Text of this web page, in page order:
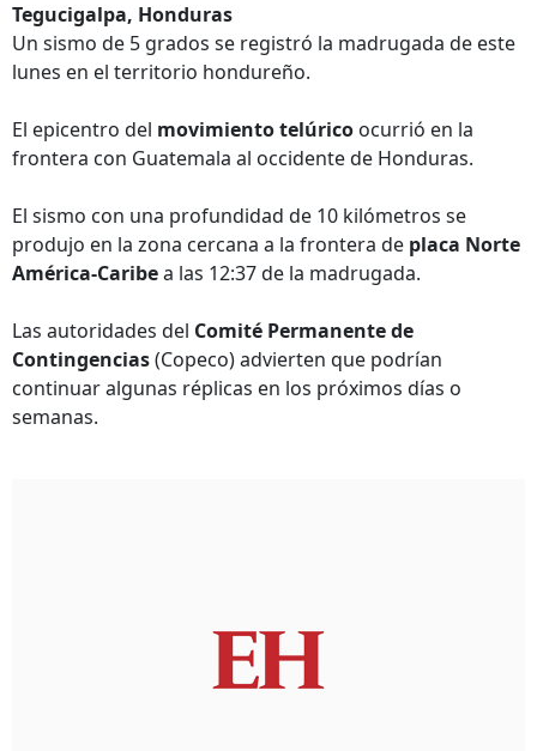
Tegucigalpa, Honduras
Un sismo de 5 grados se registró la madrugada de este
lunes en el territorio hondureño.
El epicentro del movimiento telúrico ocurrió en la
frontera con Guatemala al occidente de Honduras.
El sismo con una profundidad de 10 kilómetros se
produjo en la zona cercana a la frontera de placa Norte
América-Caribea las 12:37 de la madrugada.
Las autoridades del Comité Permanente de
Contingencias(Copeco) advierten que podrían
continuar algunas réplicas en los próximos días o
semanas.